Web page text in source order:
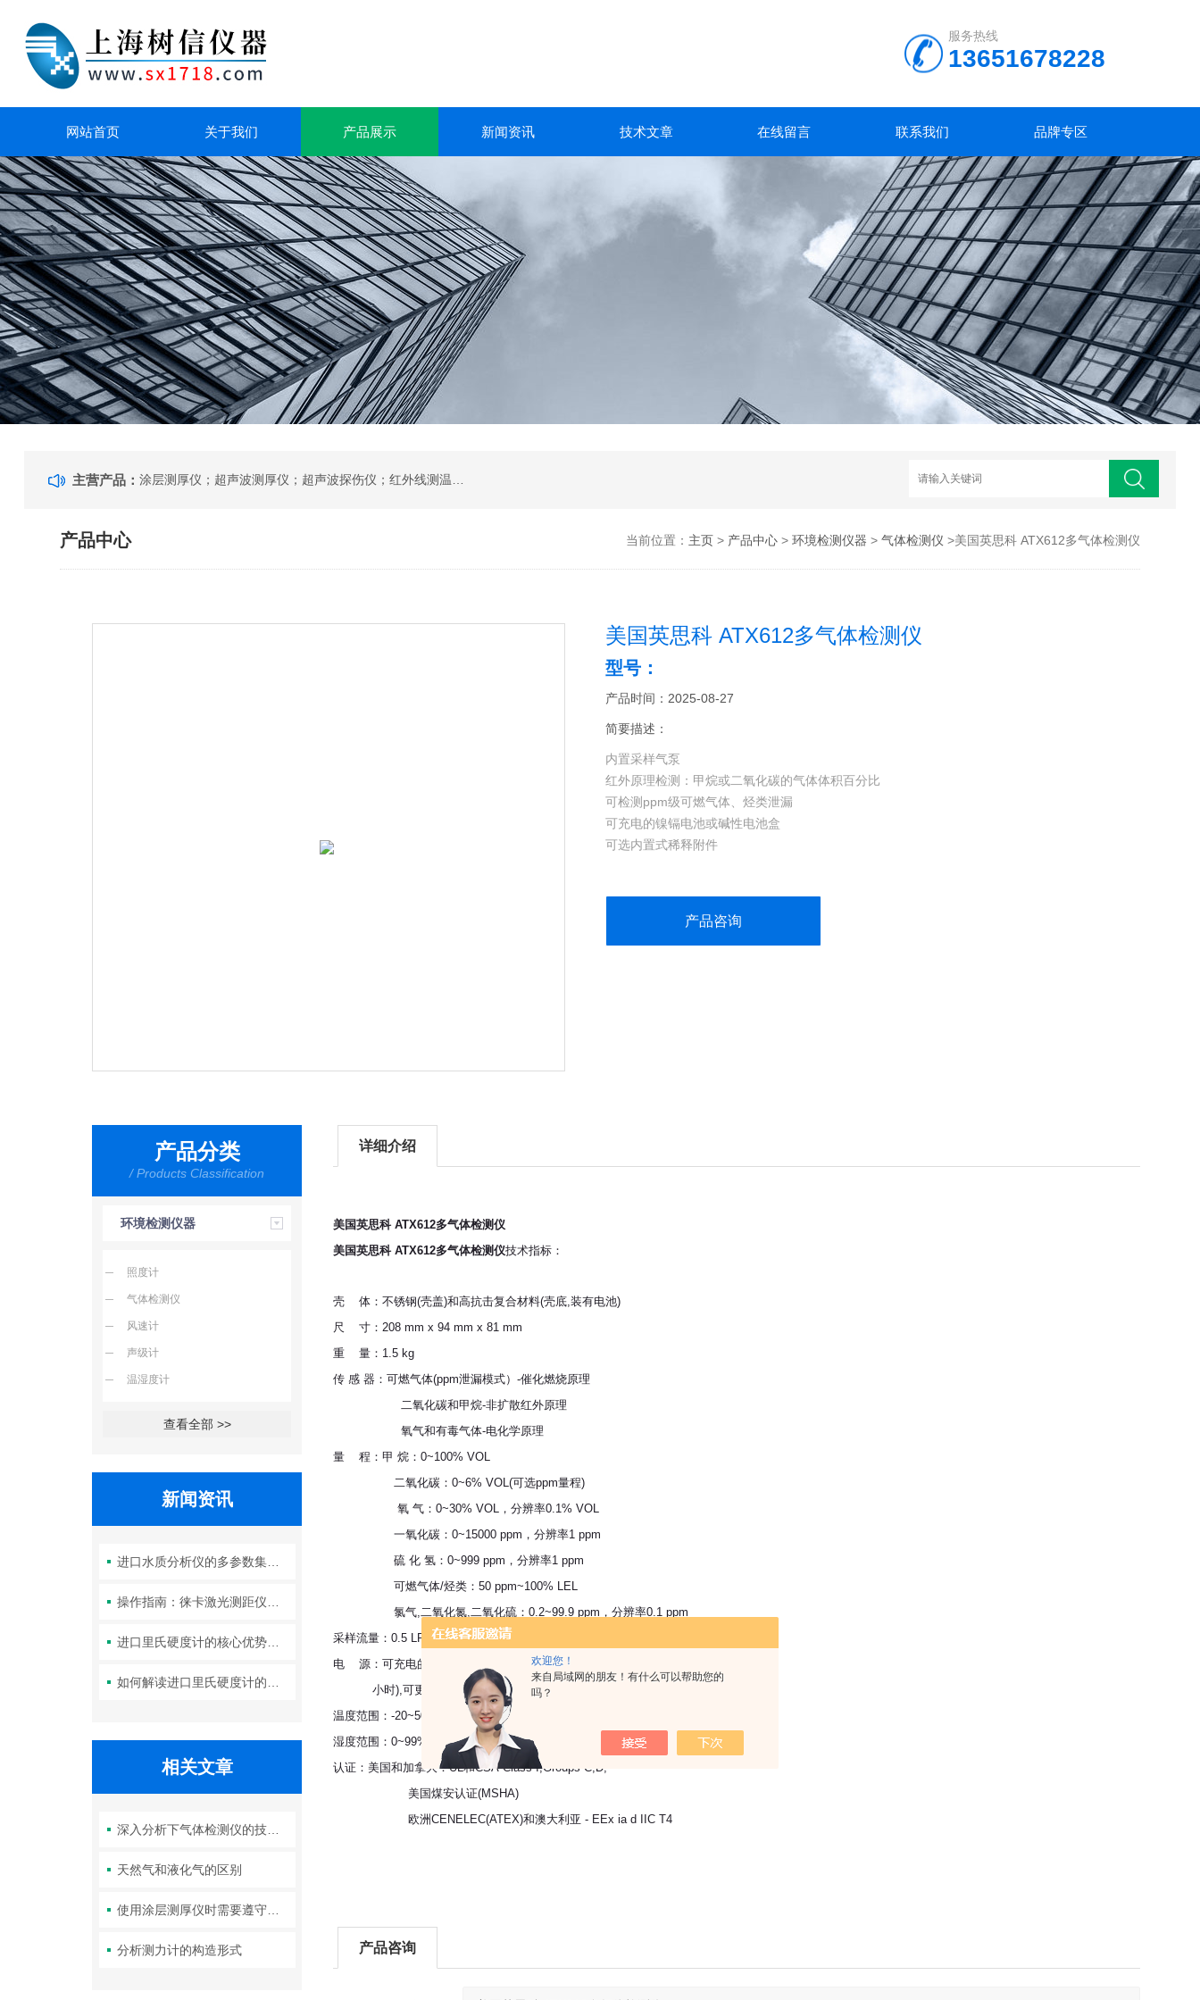
欢迎您！
来自局域网的朋友！有什么可以帮助您的
吗？
服务热线
13651678228
网站首页 关于我们 产品展示 新闻资讯 技术文章 在线留言 联系我们 品牌专区
主营产品：
产品中心 当前位置： 主页> 产品中心> 环境检测仪器 > 气体检测仪 >美国英思科 ATX612多气体检测仪
美国英思科 ATX612多气体检测仪
型号：
产品时间：2025-08-27
简要描述：
内置采样气泵
红外原理检测：甲烷或二氧化碳的气体体积百分比
可检测ppm级可燃气体、烃类泄漏
可充电的镍镉电池或碱性电池盒
可选内置式稀释附件
产品咨询
产品分类
/ Products Classification
环境检测仪器
照度计
气体检测仪
风速计
声级计
温湿度计
查看全部 >>
新闻资讯
进口水质分析仪的多参数集成检测技术与系统维护策略
进口里氏硬度计的核心优势：精度、耐用性与多功能性
相关文章
深入分析下气体检测仪的技术原理
天然气和液化气的区别
使用涂层测厚仪时需要遵守的规定
分析测力计的构造形式
详细介绍
美国英思科 ATX612多气体检测仪
美国英思科 ATX612多气体检测仪技术指标：
壳 体：不锈钢(壳盖)和高抗击复合材料(壳底,装有电池)
尺 寸：208 mm x 94 mm x 81 mm
重 量：1.5 kg
传 感 器：可燃气体(ppm泄漏模式）-催化燃烧原理
二氧化碳和甲烷-非扩散红外原理
氧气和有毒气体-电化学原理
量 程：甲 烷：0~100% VOL
二氧化碳：0~6% VOL(可选ppm量程)
氧 气：0~30% VOL，分辨率0.1% VOL
一氧化碳：0~15000 ppm，分辨率1 ppm
硫 化 氢：0~999 ppm，分辨率1 ppm
可燃气体/烃类：50 ppm~100% LEL
氯气,二氧化氮,二氧化硫：0.2~99.9 ppm，分辨率0.1 ppm
采样流量：0.5 LPM(500毫升/分钟)
电 源：可充电的镍镉电池盒(使用时间10.5小时，充电时间4.5
小时),可更换的碱性电池盒(13小时)
温度范围：-20~50℃
湿度范围：0~99% RH(非凝结)
认证：美国和加拿大：UL和CSA-Class I,Groups C,D,
美国煤安认证(MSHA)
欧洲CENELEC(ATEX)和澳大利亚 - EEx ia d IIC T4
产品咨询